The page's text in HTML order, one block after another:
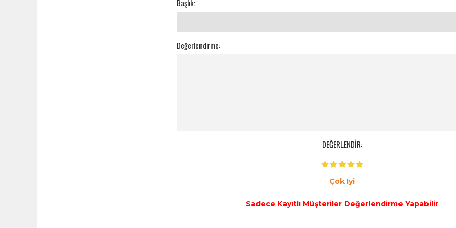
Başlık:
Değerlendirme:
DEĞERLENDİR:
Çok Iyi
Sadece Kayıtlı Müşteriler Değerlendirme Yapabilir